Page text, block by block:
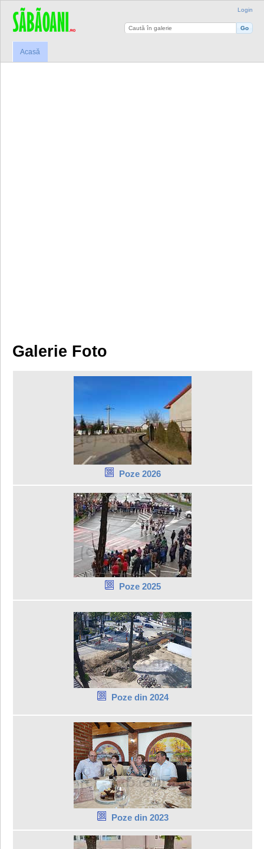
Login
Acasă
Galerie Foto
Poze 2026
Poze 2025
Poze din 2024
Poze din 2023